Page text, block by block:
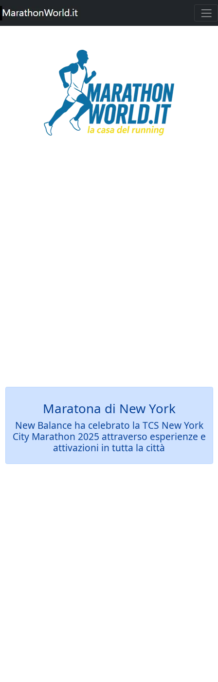
Maratona di New York
New Balance ha celebrato la TCS New York
City Marathon 2025 attraverso esperienze e
attivazioni in tutta la città